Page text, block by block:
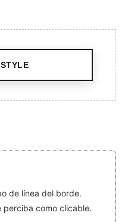
de línea del borde.
perciba como clicable.